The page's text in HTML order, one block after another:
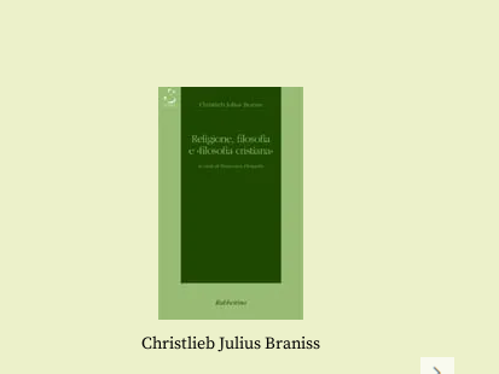
Christlieb Julius Braniss